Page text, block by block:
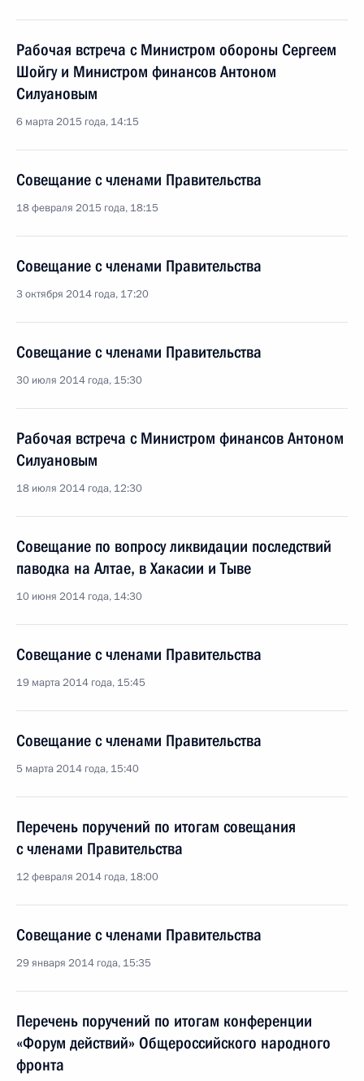
Рабочая встреча с Министром обороны Сергеем
Шойгу и Министром финансов Антоном
Силуановым
6 марта 2015 года, 14:15
Совещание с членами Правительства
18 февраля 2015 года, 18:15
Совещание с членами Правительства
3 октября 2014 года, 17:20
Совещание с членами Правительства
30 июля 2014 года, 15:30
Рабочая встреча с Министром финансов Антоном
Силуановым
18 июля 2014 года, 12:30
Совещание по вопросу ликвидации последствий
паводка на Алтае, в Хакасии и Тыве
10 июня 2014 года, 14:30
Совещание с членами Правительства
19 марта 2014 года, 15:45
Совещание с членами Правительства
5 марта 2014 года, 15:40
Перечень поручений по итогам совещания
с членами Правительства
12 февраля 2014 года, 18:00
Совещание с членами Правительства
29 января 2014 года, 15:35
Перечень поручений по итогам конференции
«Форум действий» Общероссийского народного
фронта